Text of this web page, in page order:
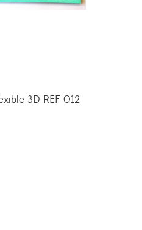
3D-REF 012